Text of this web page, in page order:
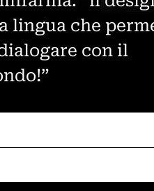
lingua che
con il